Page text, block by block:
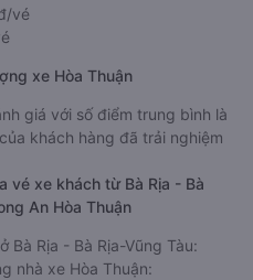
vé
xe Hòa Thuận
giá với số điểm trung bình là
khách hàng đã trải nghiệm
vé xe khách từ Bà Rịa - Bà
An Hòa Thuận
Bà Rịa - Bà Rịa-Vũng Tàu:
nhà xe Hòa Thuận: